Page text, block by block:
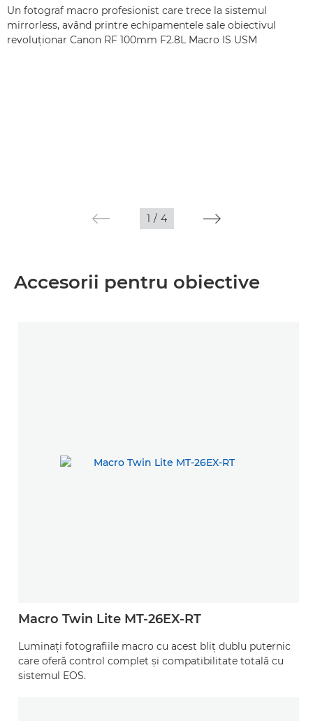
Un fotograf macro profesionist care trece la sistemul
mirrorless, având printre echipamentele sale obiectivul
revoluţionar Canon RF 100mm F2.8L Macro IS USM
1 / 4
Accesorii pentru obiective
Macro Twin Lite MT-26EX-RT
Luminaţi fotografiile macro cu acest bliţ dublu puternic
care oferă control complet şi compatibilitate totală cu
sistemul EOS.